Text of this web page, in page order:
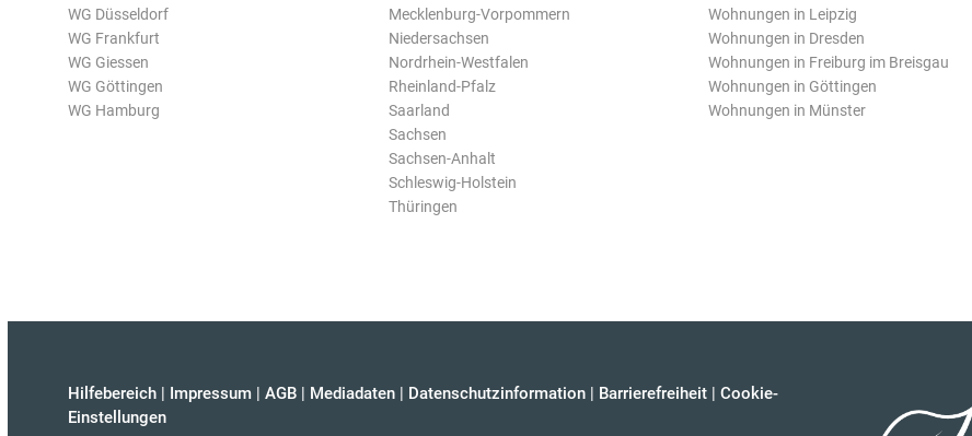
WG Düsseldorf
WG Frankfurt
WG Giessen
WG Göttingen
WG Hamburg
Mecklenburg-Vorpommern
Niedersachsen
Nordrhein-Westfalen
Rheinland-Pfalz
Saarland
Sachsen
Sachsen-Anhalt
Schleswig-Holstein
Thüringen
Wohnungen in Leipzig
Wohnungen in Dresden
Wohnungen in Freiburg im Breisgau
Wohnungen in Göttingen
Wohnungen in Münster
Hilfebereich | Impressum | AGB | Mediadaten | Datenschutzinformation | Barrierefreiheit | Cookie-
Einstellungen